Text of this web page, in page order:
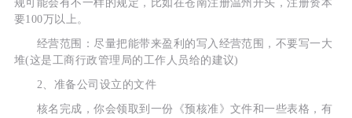
规可能会有不一样的规定，比如在苍南注册温州开头，注册资本
要100万以上。
经营范围：尽量把能带来盈利的写入经营范围，不要写一大
堆(这是工商行政管理局的工作人员给的建议)
2、准备公司设立的文件
核名完成，你会领取到一份《预核准》文件和一些表格，有